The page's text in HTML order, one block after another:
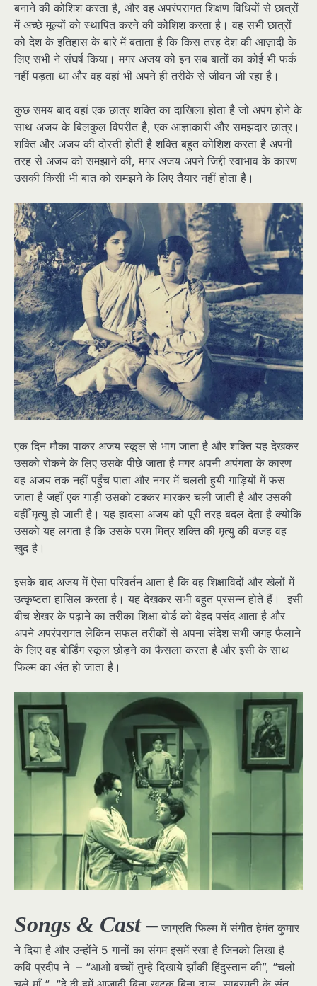
बनाने की कोशिश करता है, और वह अपरंपरागत शिक्षण विधियों से छात्रों
में अच्छे मूल्यों को स्थापित करने की कोशिश करता है। वह सभी छात्रों
को देश के इतिहास के बारे में बताता है कि किस तरह देश की आज़ादी के
लिए सभी ने संघर्ष किया। मगर अजय को इन सब बातों का कोई भी फर्क
नहीं पड़ता था और वह वहां भी अपने ही तरीके से जीवन जी रहा है।
कुछ समय बाद वहां एक छात्र शक्ति का दाखिला होता है जो अपंग होने के
साथ अजय के बिलकुल विपरीत है, एक आज्ञाकारी और समझदार छात्र।
शक्ति और अजय की दोस्ती होती है शक्ति बहुत कोशिश करता है अपनी
तरह से अजय को समझाने की, मगर अजय अपने जिद्दी स्वाभाव के कारण
उसकी किसी भी बात को समझने के लिए तैयार नहीं होता है।
एक दिन मौका पाकर अजय स्कूल से भाग जाता है और शक्ति यह देखकर
उसको रोकने के लिए उसके पीछे जाता है मगर अपनी अपंगता के कारण
वह अजय तक नहीं पहुँच पाता और नगर में चलती हुयी गाड़ियों में फस
जाता है जहाँ एक गाड़ी उसको टक्कर मारकर चली जाती है और उसकी
वहीँ मृत्यु हो जाती है। यह हादसा अजय को पूरी तरह बदल देता है क्योकि
उसको यह लगता है कि उसके परम मित्र शक्ति की मृत्यु की वजह वह
खुद है।
इसके बाद अजय में ऐसा परिवर्तन आता है कि वह शिक्षाविदों और खेलों में
उत्कृष्टता हासिल करता है। यह देखकर सभी बहुत प्रसन्न होते हैं। इसी
बीच शेखर के पढ़ाने का तरीका शिक्षा बोर्ड को बेहद पसंद आता है और
अपने अपरंपरागत लेकिन सफल तरीकों से अपना संदेश सभी जगह फैलाने
के लिए वह बोर्डिंग स्कूल छोड़ने का फैसला करता है और इसी के साथ
फिल्म का अंत हो जाता है।
Songs & Cast – जाग्रति फिल्म में संगीत हेमंत कुमार
ने दिया है और उन्होंने 5 गानों का संगम इसमें रखा है जिनको लिखा है
कवि प्रदीप ने – “आओ बच्चों तुम्हे दिखाये झाँकी हिंदुस्तान की”, “चलो